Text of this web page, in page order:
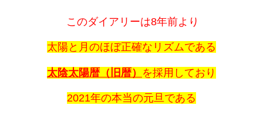
このダイアリーは8年前より
太陽と月のほぼ正確なリズムである
太陰太陽暦（旧暦） を採用しており
2021年の本当の元旦である